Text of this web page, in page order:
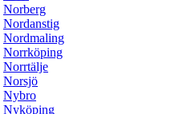
Norberg
Nordanstig
Nordmaling
Norrköping
Norrtälje
Norsjö
Nybro
Nyköping